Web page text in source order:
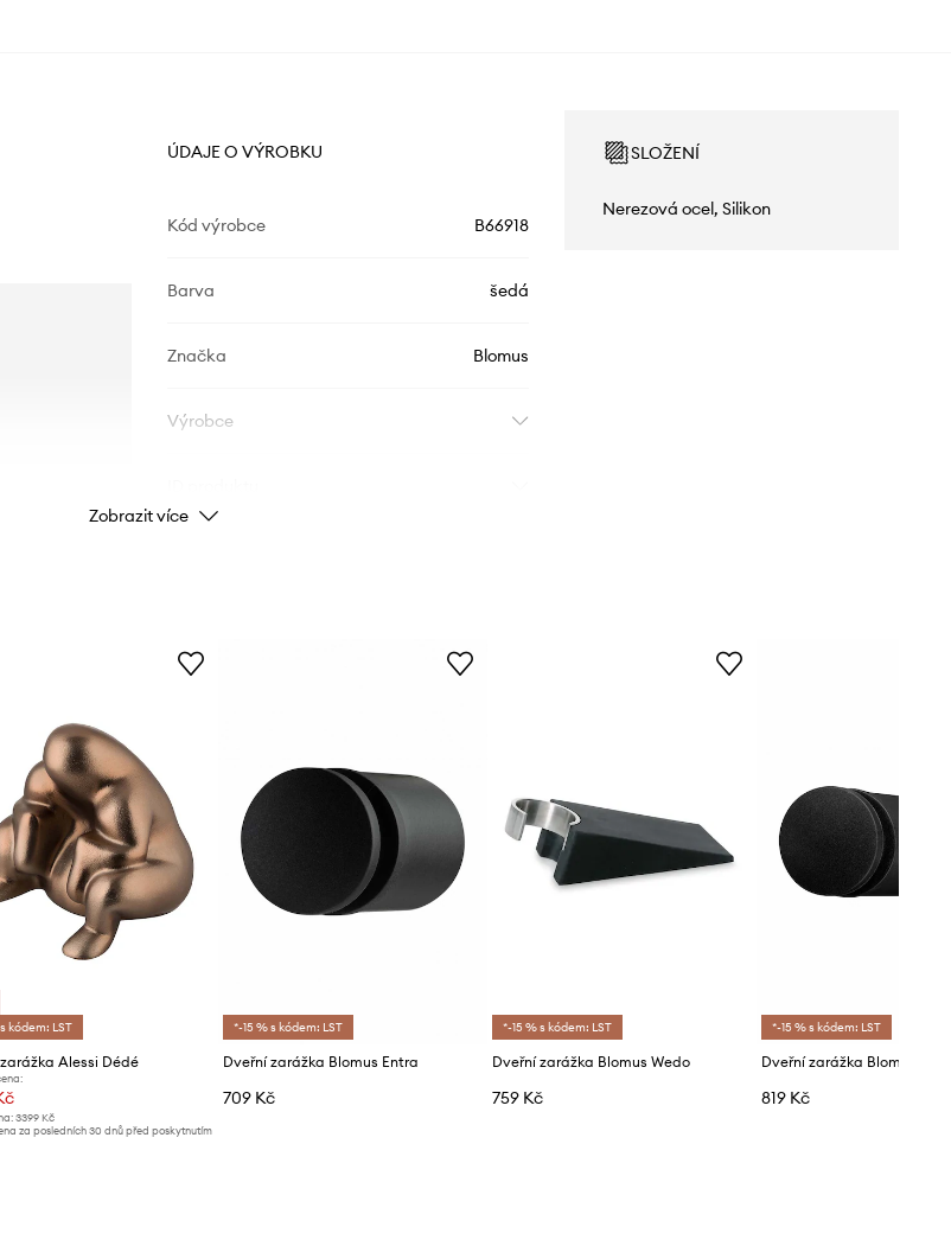
ÚDAJE O VÝROBKU
Kód výrobce B66918
Barva šedá
Značka Blomus
Výrobce
SLOŽENÍ
Nerezová ocel, Silikon
Zobrazit více
kódem: LST
Alessi Dédé
3399 Kč
za posledních 30 dnů před poskytnutím
*-15 % s kódem: LST
Dveřní zarážka Blomus Entra
709 Kč
*-15 % s kódem: LST
Dveřní zarážka Blomus Wedo
759 Kč
*-15 % s kódem: LST
Dveřní zarážka Blomus
819 Kč